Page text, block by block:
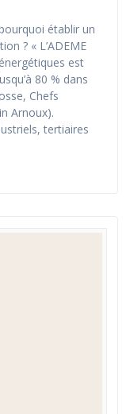
établir un
? « L’ADEME
est
80 % dans
Chefs
Arnoux).
tertiaires